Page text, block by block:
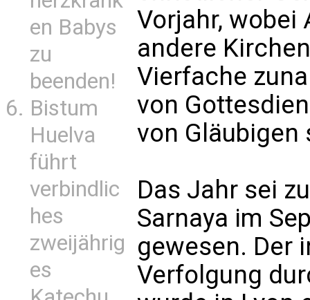
en Babys
zu
beenden!
Bistum
Huelva
führt
verbindlic
hes
zweijährig
es
Vorjahr, wobei
andere
Vierfache
von
von
Das Jahr sei
Sarnaya im
gewesen. Der
Verfolgung